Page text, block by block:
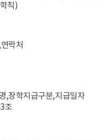
칙)
락처
,장학지급구분,지급일자
조